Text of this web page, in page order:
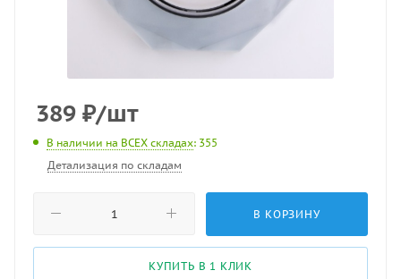
389 ₽/шт
В наличии на ВСЕХ складах: 355
Детализация по складам
В КОРЗИНУ
КУПИТЬ В 1 КЛИК